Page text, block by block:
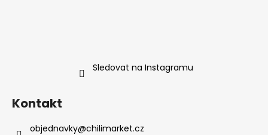
Sledovat na Instagramu
Kontakt
objednavky@chilimarket.cz